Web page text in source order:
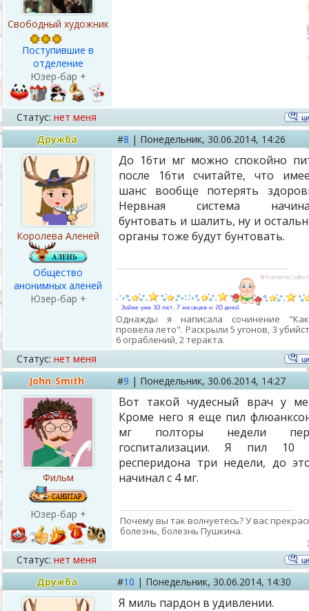
Свободный художник
Поступившие в
отделение
Юзер-бар +
Статус: нет меня
Дружба
#8 | Понедельник, 30.06.2014, 14:26
Королева Аленей
Общество
анонимных аленей
Юзер-бар +
До 16ти мг можно спокойно
после 16ти считайте, что
шанс вообще потерять
Нервная система
бунтовать и шалить, ну и
органы тоже будут бунтовать.
Однажды я написала сочинение
провела лето". Раскрыли 5 угонов, 3
6 ограблений, 2 теракта.
Статус: нет меня
John_Smith
#9 | Понедельник, 30.06.2014, 14:27
Фильм
Юзер-бар +
Вот такой чудесный врач у
Кроме него я еще пил
мг полторы недели
госпитализации. Я пил 10
респеридона три недели, до
начинал с 4 мг.
Почему вы так волнуетесь? У вас
болезнь, болезнь Пушкина.
Статус: нет меня
Дружба
#10 | Понедельник, 30.06.2014, 14:30
Я миль пардон в удивлении.